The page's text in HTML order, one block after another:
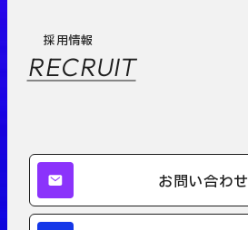
採用情報
RECRUIT
お問い合わせ